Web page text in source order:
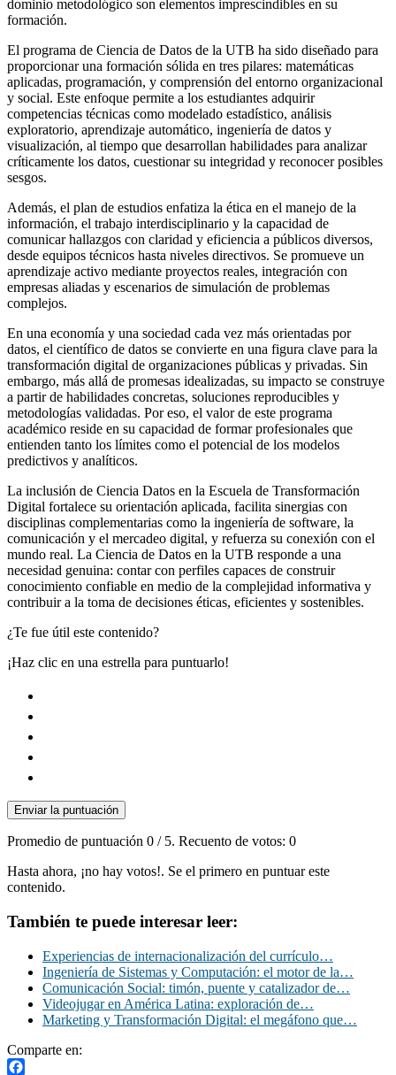
dominio metodológico son elementos imprescindibles en su
formación.
El programa de Ciencia de Datos de la UTB ha sido diseñado para
proporcionar una formación sólida en tres pilares: matemáticas
aplicadas, programación, y comprensión del entorno organizacional
y social. Este enfoque permite a los estudiantes adquirir
competencias técnicas como modelado estadístico, análisis
exploratorio, aprendizaje automático, ingeniería de datos y
visualización, al tiempo que desarrollan habilidades para analizar
críticamente los datos, cuestionar su integridad y reconocer posibles
sesgos.
Además, el plan de estudios enfatiza la ética en el manejo de la
información, el trabajo interdisciplinario y la capacidad de
comunicar hallazgos con claridad y eficiencia a públicos diversos,
desde equipos técnicos hasta niveles directivos. Se promueve un
aprendizaje activo mediante proyectos reales, integración con
empresas aliadas y escenarios de simulación de problemas
complejos.
En una economía y una sociedad cada vez más orientadas por
datos, el científico de datos se convierte en una figura clave para la
transformación digital de organizaciones públicas y privadas. Sin
embargo, más allá de promesas idealizadas, su impacto se construye
a partir de habilidades concretas, soluciones reproducibles y
metodologías validadas. Por eso, el valor de este programa
académico reside en su capacidad de formar profesionales que
entienden tanto los límites como el potencial de los modelos
predictivos y analíticos.
La inclusión de Ciencia Datos en la Escuela de Transformación
Digital fortalece su orientación aplicada, facilita sinergias con
disciplinas complementarias como la ingeniería de software, la
comunicación y el mercadeo digital, y refuerza su conexión con el
mundo real. La Ciencia de Datos en la UTB responde a una
necesidad genuina: contar con perfiles capaces de construir
conocimiento confiable en medio de la complejidad informativa y
contribuir a la toma de decisiones éticas, eficientes y sostenibles.
¿Te fue útil este contenido?
¡Haz clic en una estrella para puntuarlo!
Enviar la puntuación
Promedio de puntuación 0 / 5. Recuento de votos: 0
Hasta ahora, ¡no hay votos!. Se el primero en puntuar este
contenido.
También te puede interesar leer:
Experiencias de internacionalización del currículo…
Ingeniería de Sistemas y Computación: el motor de la…
Comunicación Social: timón, puente y catalizador de…
Videojugar en América Latina: exploración de…
Marketing y Transformación Digital: el megáfono que…
Comparte en: